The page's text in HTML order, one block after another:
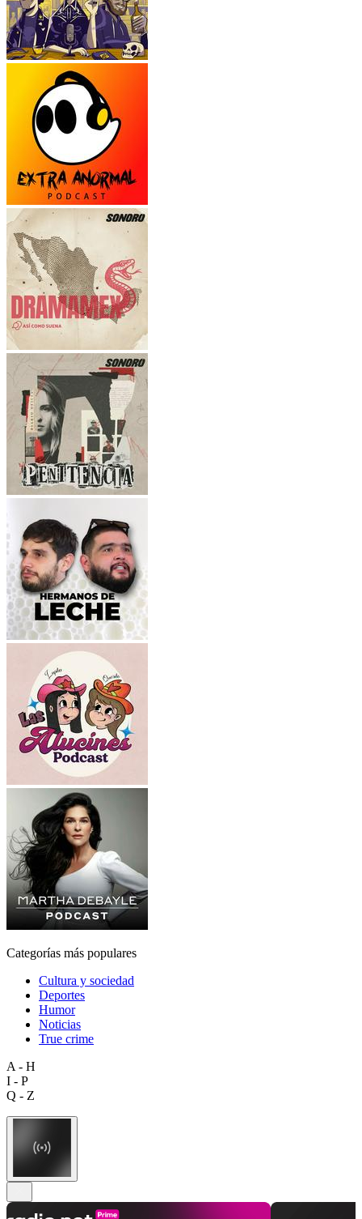
Categorías más populares
Cultura y sociedad
Deportes
Humor
Noticias
True crime
A - H
I - P
Q - Z